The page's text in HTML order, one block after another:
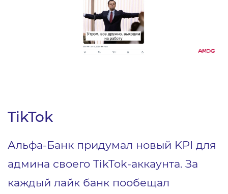
TikTok
Альфа-Банк придумал новый KPI для
админа своего TikTok-аккаунта. За
каждый лайк банк пообещал